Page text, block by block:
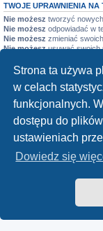
Strona ta używa
w celach
funkcjonalnych.
dostępu do
ustawieniach
Dowiedz się
TWOJE UPRAWNIENIA NA
Nie możesz tworzyć
Nie możesz odpowiadać w
Nie możesz zmieniać
Nie możeszusuwać swoich
WANDEX Forum
Technologię